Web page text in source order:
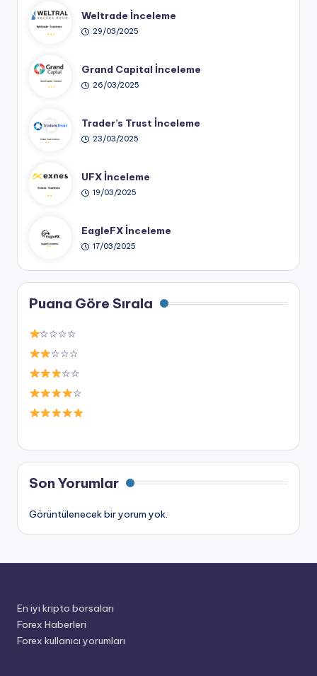
Weltrade İnceleme
29/03/2025
Grand Capital İnceleme
26/03/2025
Trader’s Trust İnceleme
23/03/2025
UFX İnceleme
19/03/2025
EagleFX İnceleme
17/03/2025
Puana Göre Sırala
☆☆☆☆
☆☆☆
☆☆
☆
Son Yorumlar
Görüntülenecek bir yorum yok.
En iyi kripto borsaları
Forex Haberleri
Forex kullanıcı yorumları